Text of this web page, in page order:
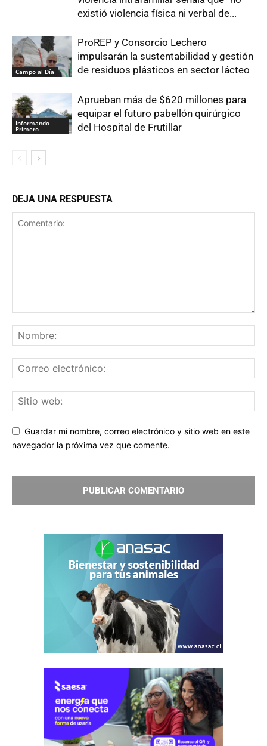
existió violencia física ni verbal de...
Campo al Día
ProREP y Consorcio Lechero
impulsarán la sustentabilidad y gestión
de residuos plásticos en sector lácteo
Informando
Primero
Aprueban más de $620 millones para
equipar el futuro pabellón quirúrgico
del Hospital de Frutillar
DEJA UNA RESPUESTA
Guardar mi nombre, correo electrónico y sitio web en este
navegador la próxima vez que comente.